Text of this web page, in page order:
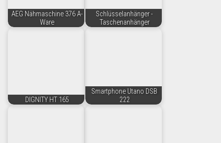
AEG Nähmaschine 376 A-
Ware
Schlüsselanhänger -
Taschenanhänger
DIGNITY HT 165
Smartphone Utano DSB
222